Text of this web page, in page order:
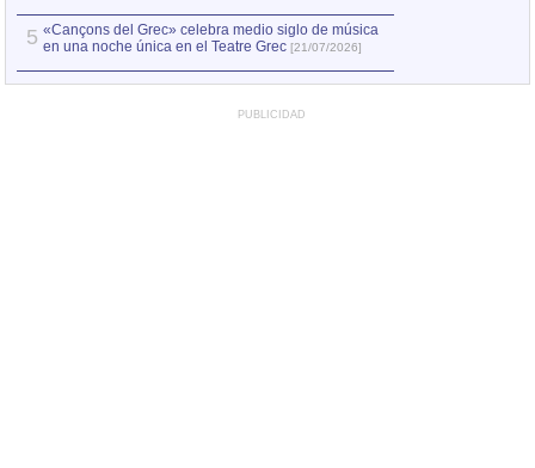
5 «Cançons del Grec» celebra medio siglo de música
en una noche única en el Teatre Grec [21/07/2026]
PUBLICIDAD